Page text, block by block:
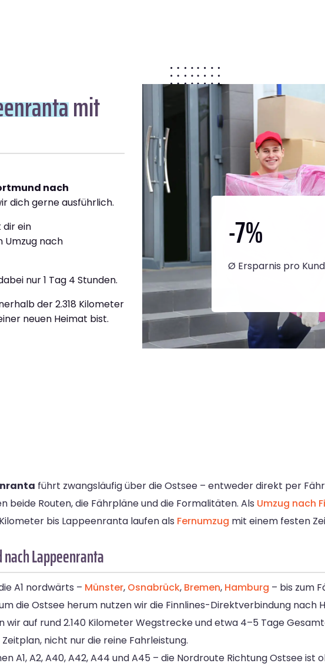
mit
nach
dich gerne ausführlich.
dir ein
Umzug nach
nur 1 Tag 4 Stunden.
der 2.318 Kilometer
neuen Heimat bist.
-7%
Ø Ersparnis pro
führt zwangsläufig über die Ostsee – entweder direkt per
beide Routen, die Fährpläne und die Formalitäten. Als Umzug nach
bis Lappeenranta laufen als Fernumzug mit einem festen
Lappeenranta
A1 nordwärts – Münster, Osnabrück, Bremen, Hamburg – bis zum
die Ostsee herum nutzen wir die Finnlines-Direktverbindung nach
wir auf rund 2.140 Kilometer Wegstrecke und etwa 4–5 Tage
nicht nur die reine Fahrleistung.
A1, A2, A40, A42, A44 und A45 – die Nordroute Richtung Ostsee ist